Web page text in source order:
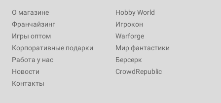
О магазине
Франчайзинг
Игры оптом
Корпоративные подарки
Работа у нас
Новости
Контакты
Hobby World
Игрокон
Warforge
Мир фантастики
Берсерк
CrowdRepublic